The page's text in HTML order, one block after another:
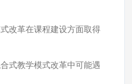
改革在课程建设方面取得
式教学模式改革中可能遇